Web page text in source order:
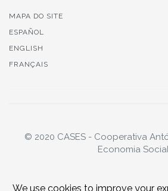
MAPA DO SITE
ESPAÑOL
ENGLISH
FRANÇAIS
© 2020 CASES - Cooperativa
Economia